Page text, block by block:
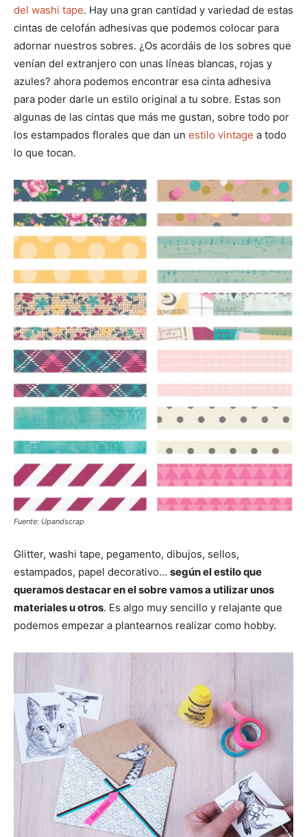
del washi tape. Hay una gran cantidad y variedad de estas
cintas de celofán adhesivas que podemos colocar para
adornar nuestros sobres. ¿Os acordáis de los sobres que
venían del extranjero con unas líneas blancas, rojas y
azules? ahora podemos encontrar esa cinta adhesiva
para poder darle un estilo original a tu sobre. Estas son
algunas de las cintas que más me gustan, sobre todo por
los estampados florales que dan un estilo vintage a todo
lo que tocan.
Fuente: Upandscrap
Glitter, washi tape, pegamento, dibujos, sellos,
estampados, papel decorativo… según el estilo que
queramos destacar en el sobre vamos a utilizar unos
materiales u otros. Es algo muy sencillo y relajante que
podemos empezar a plantearnos realizar como hobby.